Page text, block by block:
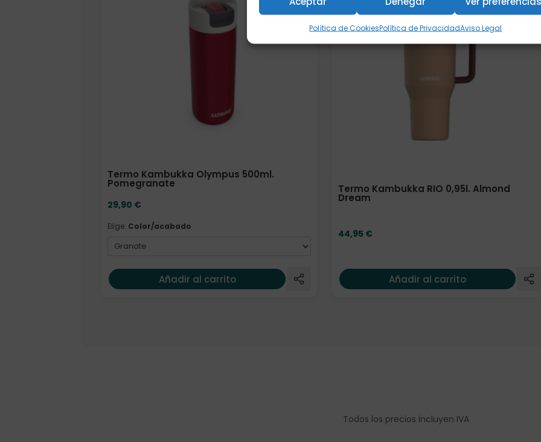
Política de CookiesPolítica de PrivacidadAviso Legal
Termo Kambukka Olympus 500ml.
Pomegranate
29,90 €
Elige: Color/acabado
Añadir al carrito
Termo Kambukka RIO 0,95l. Almond
Dream
44,95 €
Añadir al carrito
Todos los precios incluyen IVA